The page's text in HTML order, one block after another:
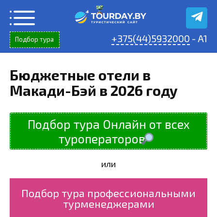
содержанию
Подбор тура +375(44)5932000 - A1
Бюджетные отели в
Макади-Бэй в 2026 году
Подбор тура Онлайн от всех
туроператоров
или
Подбор тура профессиональными
турменеджерами